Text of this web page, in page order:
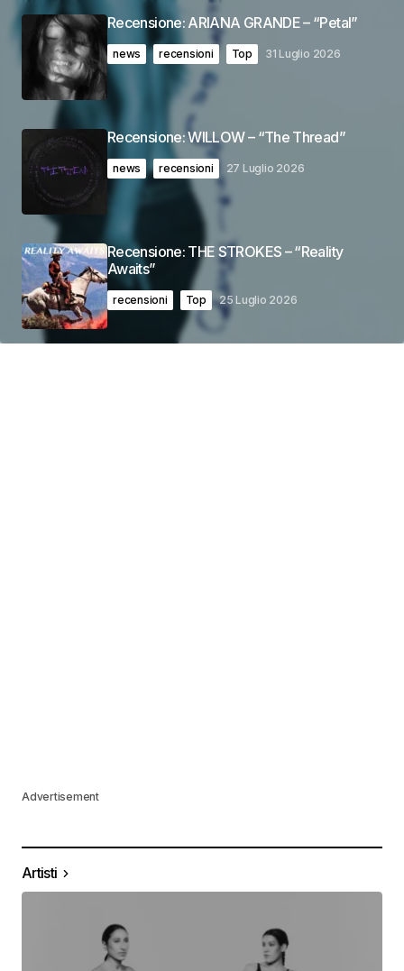
Recensione: ARIANA GRANDE – “Petal”
news recensioni Top 31 Luglio 2026
Recensione: WILLOW – “The Thread”
news recensioni 27 Luglio 2026
Recensione: THE STROKES – “Reality
Awaits”
recensioni Top 25 Luglio 2026
Advertisement
Artisti